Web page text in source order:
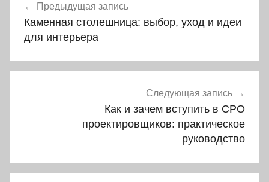
по
записям
Предыдущая запись
Каменная столешница: выбор, уход и идеи
для интерьера
Следующая запись
Как и зачем вступить в СРО
проектировщиков: практическое
руководство